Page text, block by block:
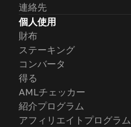
連絡先
個人使用
財布
ステーキング
コンバータ
得る
AMLチェッカー
紹介プログラム
アフィリエイトプログラム